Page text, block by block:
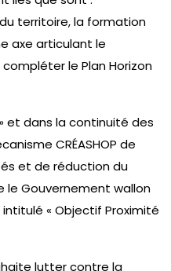
territoire, la formation
axe articulant le
le Plan Horizon
et dans la continuité des
CRÉASHOP de
et de réduction du
le Gouvernement wallon
« Objectif Proximité
lutter contre la